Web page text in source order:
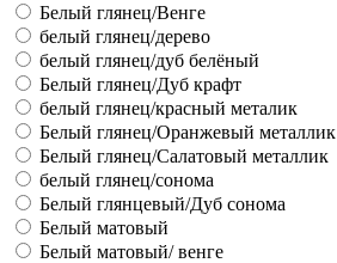
Белый глянец/Венге
белый глянец/дерево
белый глянец/дуб белёный
Белый глянец/Дуб крафт
белый глянец/красный металик
Белый глянец/Оранжевый металлик
Белый глянец/Салатовый металлик
белый глянец/сонома
Белый глянцевый/Дуб сонома
Белый матовый
Белый матовый/ венге